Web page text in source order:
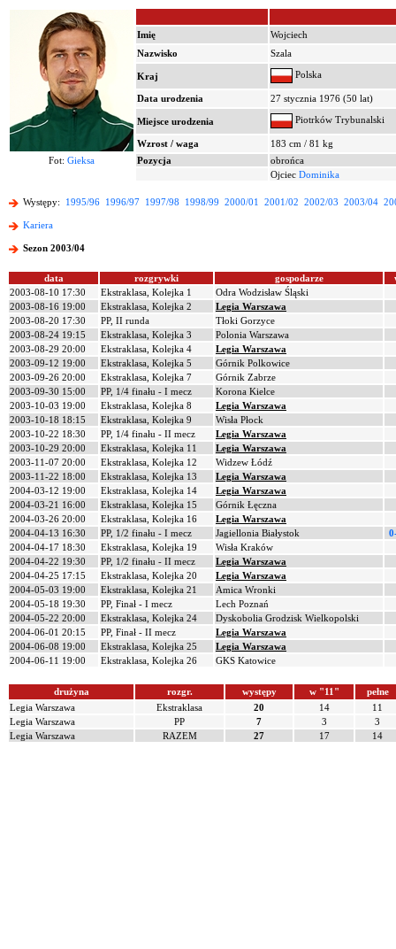
Imię
Wojciech
Nazwisko
Szala
Kraj Polska
Data urodzenia 27 stycznia 1976 (50 lat)
Miejsce urodzenia Piotrków Trybunalski
Wzrost / waga
183 cm / 81 kg
Fot: Gieksa Pozycja
obrońca
Ojciec Dominika
Występy: 1995/96 1996/97 1997/98 1998/99 2000/01 2001/02 2002/03 2003/04
Kariera
Sezon 2003/04
data rozgrywki gospodarze
2003-08-10 17:30
Ekstraklasa, Kolejka 1
Odra Wodzisław Śląski
2003-08-16 19:00
Ekstraklasa, Kolejka 2
Legia Warszawa
2003-08-20 17:30
PP, II runda
Tłoki Gorzyce
2003-08-24 19:15
Ekstraklasa, Kolejka 3
Polonia Warszawa
2003-08-29 20:00
Ekstraklasa, Kolejka 4
Legia Warszawa
2003-09-12 19:00
Ekstraklasa, Kolejka 5
Górnik Polkowice
2003-09-26 20:00
Ekstraklasa, Kolejka 7
Górnik Zabrze
2003-09-30 15:00
PP, 1/4 finału - I mecz
Korona Kielce
2003-10-03 19:00
Ekstraklasa, Kolejka 8
Legia Warszawa
2003-10-18 18:15
Ekstraklasa, Kolejka 9
Wisła Płock
2003-10-22 18:30
PP, 1/4 finału - II mecz
Legia Warszawa
2003-10-29 20:00
Ekstraklasa, Kolejka 11
Legia Warszawa
2003-11-07 20:00
Ekstraklasa, Kolejka 12
Widzew Łódź
2003-11-22 18:00
Ekstraklasa, Kolejka 13
Legia Warszawa
2004-03-12 19:00
Ekstraklasa, Kolejka 14
Legia Warszawa
2004-03-21 16:00
Ekstraklasa, Kolejka 15
Górnik Łęczna
2004-03-26 20:00
Ekstraklasa, Kolejka 16
Legia Warszawa
2004-04-13 16:30
PP, 1/2 finału - I mecz Jagiellonia Białystok
2004-04-17 18:30
Ekstraklasa, Kolejka 19
Wisła Kraków
2004-04-22 19:30
PP, 1/2 finału - II mecz
Legia Warszawa
2004-04-25 17:15
Ekstraklasa, Kolejka 20
Legia Warszawa
2004-05-03 19:00
Ekstraklasa, Kolejka 21
Amica Wronki
2004-05-18 19:30
PP, Finał - I mecz
Lech Poznań
2004-05-22 20:00
Ekstraklasa, Kolejka 24
Dyskobolia Grodzisk Wielkopolski
2004-06-01 20:15
PP, Finał - II mecz
Legia Warszawa
2004-06-08 19:00
Ekstraklasa, Kolejka 25
Legia Warszawa
2004-06-11 19:00
Ekstraklasa, Kolejka 26 GKS Katowice
drużyna rozgr. występy w "11"
pełne
Legia Warszawa
Ekstraklasa 20 14
11
Legia Warszawa
PP 7 3
3
Legia Warszawa
RAZEM 27 17 14